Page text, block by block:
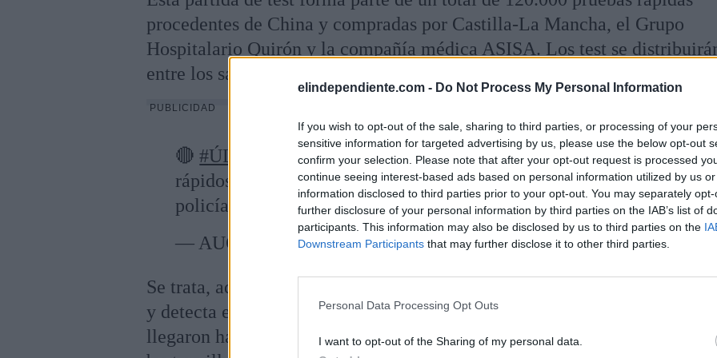
elindependiente.com - Do Not Process My Personal Information
If you wish to opt-out of the sale, sharing to third parties, or processing of your
sensitive information for targeted advertising by us, please use the below opt-out
confirm your selection. Please note that after your opt-out request is processed
continue seeing interest-based ads based on personal information utilized by us
information disclosed to third parties prior to your opt-out. You may separately
further disclosure of your personal information by third parties on the IAB’s list of
participants. This information may also be disclosed by us to third parties on the
Downstream Participants that may further disclose it to other third parties.
Personal Data Processing Opt Outs
I want to opt-out of the Sharing of my personal data.
procedentes de China y compradas por Castilla-La Mancha, el Grupo
Hospitalario Quirón y la compañía médica ASISA. Los test se
entre los sanitarios de Madrid y La Mancha.
PUBLICIDAD
🔴#ÚLTIMAHORA| Llega a España un cargamento con 25.200 test
rápidos del
#COVIDー19para guardias civiles y
policías.
https://t.co/07WJ6YpDJ3
— AUGC Guardia Civil (@AUGC_Comunica)April 4, 2020
Se trata, además, de unos tipos de test más eficaces y rápidos, ya que
y detecta el virus directamente con una toma de sangre, al contrario de
llegaron hace días en una partida defectuosa, que actuaban mediante un